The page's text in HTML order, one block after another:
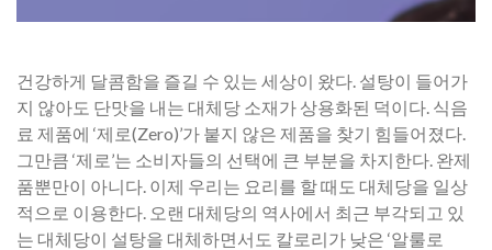
건강하게 달콤함을 즐길 수 있는 세상이 왔다. 설탕이 들어가
지 않아도 단맛을 내는 대체당 소재가 상용화된 덕이다. 식음
료 제품에 ‘제로(Zero)’가 붙지 않은 제품을 찾기 힘들어졌다.
그만큼 ‘제로’는 소비자들의 선택에 큰 부분을 차지한다. 완제
품뿐만이 아니다. 이제 우리는 요리를 할 때도 대체당을 일상
적으로 이용한다. 오랜 대체당의 역사에서 최근 부각되고 있
는 대체당이 설탕을 대체하면서도 칼로리가 낮은 ‘알룰로